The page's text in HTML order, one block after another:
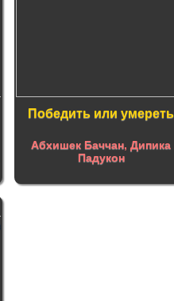
Победить или умереть
Абхишек Баччан,Дипика
Падукон